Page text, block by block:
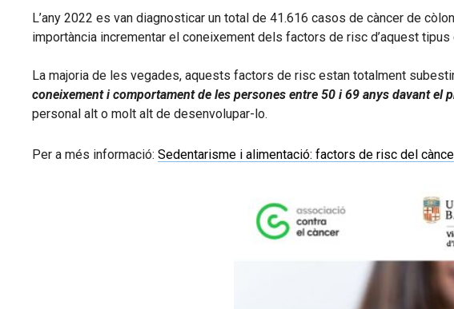
L’any 2022 es van diagnosticar un total de 41.616 casos de càncer de
importància incrementar el coneixement dels factors de risc d’aquest tipus
La majoria de les vegades, aquests factors de risc estan totalment
coneixement i comportament de les persones entre 50 i 69 anys davant el
personal alt o molt alt de desenvolupar-lo.
Per a més informació: Sedentarisme i alimentació: factors de risc del